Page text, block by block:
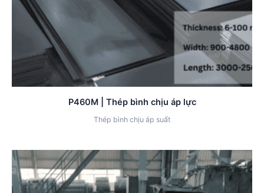
P460M | Thép bình chịu áp lực
Thép bình chịu áp suất